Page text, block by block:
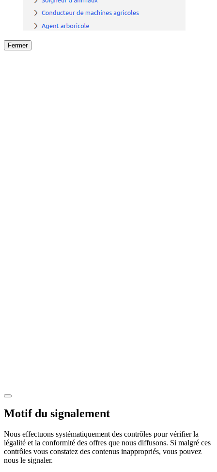
Fermer
Motif du signalement
Nous effectuons systématiquement des contrôles pour vérifier la
légalité et la conformité des offres que nous diffusons. Si malgré ces
contrôles vous constatez des contenus inappropriés, vous pouvez
nous le signaler.